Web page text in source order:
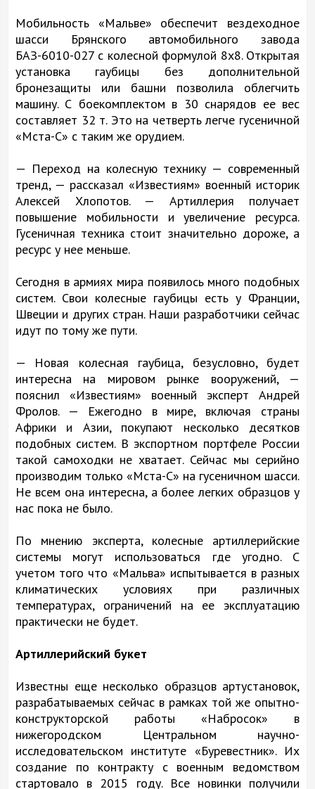
Мобильность «Мальве» обеспечит вездеходное
шасси Брянского автомобильного завода
БАЗ-6010-027 с колесной формулой 8х8. Открытая
установка гаубицы без дополнительной
бронезащиты или башни позволила облегчить
машину. С боекомплектом в 30 снарядов ее вес
составляет 32 т. Это на четверть легче гусеничной
«Мста-С» с таким же орудием.
— Переход на колесную технику — современный
тренд, — рассказал «Известиям» военный историк
Алексей Хлопотов. — Артиллерия получает
повышение мобильности и увеличение ресурса.
Гусеничная техника стоит значительно дороже, а
ресурс у нее меньше.
Сегодня в армиях мира появилось много подобных
систем. Свои колесные гаубицы есть у Франции,
Швеции и других стран. Наши разработчики сейчас
идут по тому же пути.
— Новая колесная гаубица, безусловно, будет
интересна на мировом рынке вооружений, —
пояснил «Известиям» военный эксперт Андрей
Фролов. — Ежегодно в мире, включая страны
Африки и Азии, покупают несколько десятков
подобных систем. В экспортном портфеле России
такой самоходки не хватает. Сейчас мы серийно
производим только «Мста-С» на гусеничном шасси.
Не всем она интересна, а более легких образцов у
нас пока не было.
По мнению эксперта, колесные артиллерийские
системы могут использоваться где угодно. С
учетом того что «Мальва» испытывается в разных
климатических условиях при различных
температурах, ограничений на ее эксплуатацию
практически не будет.
Артиллерийский букет
Известны еще несколько образцов артустановок,
разрабатываемых сейчас в рамках той же опытно-
конструкторской работы «Набросок» в
нижегородском Центральном научно-
исследовательском институте «Буревестник». Их
создание по контракту с военным ведомством
стартовало в 2015 году. Все новинки получили